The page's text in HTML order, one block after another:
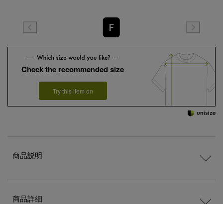
F
Check the recommended size
Try this item on
商品説明
商品詳細